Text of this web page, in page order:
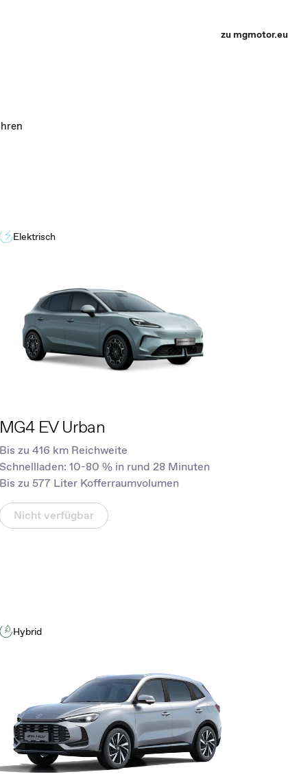
zu mgmotor.eu
Elektrisch
MG4 EV Urban
Bis zu 416 km Reichweite
Schnellladen: 10-80 % in rund 28 Minuten
Bis zu 577 Liter Kofferraumvolumen
Nicht verfügbar
Hybrid